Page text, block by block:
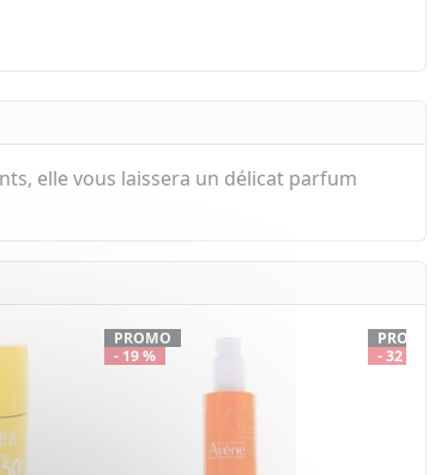
elle vous laissera un délicat parfum
PROMO
- 19 %
PROMO
- 32 %